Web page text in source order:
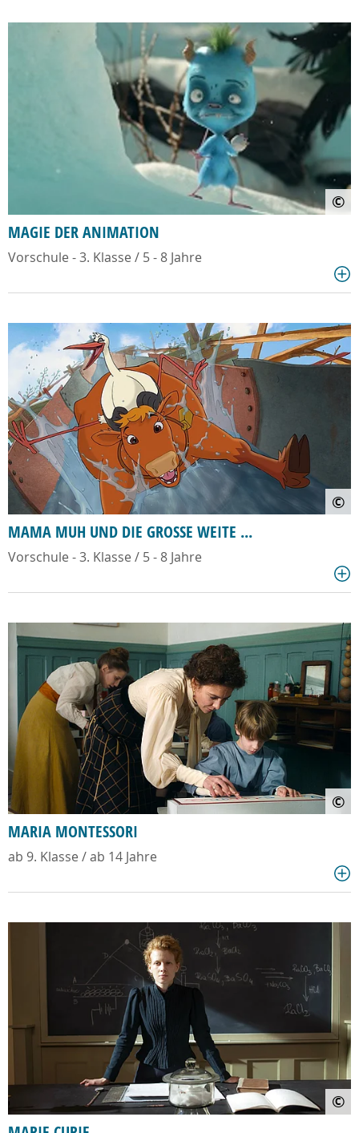
©
MAGIE DER ANIMATION
Vorschule - 3. Klasse / 5 - 8 Jahre
©
MAMA MUH UND DIE GROSSE WEITE ...
Vorschule - 3. Klasse / 5 - 8 Jahre
©
MARIA MONTESSORI
ab 9. Klasse / ab 14 Jahre
©